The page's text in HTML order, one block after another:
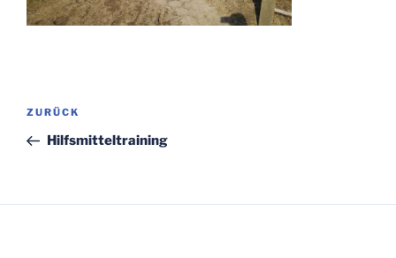
Beitragsnavigation
Vorheriger
Beitrag
ZURÜCK
Hilfsmitteltraining